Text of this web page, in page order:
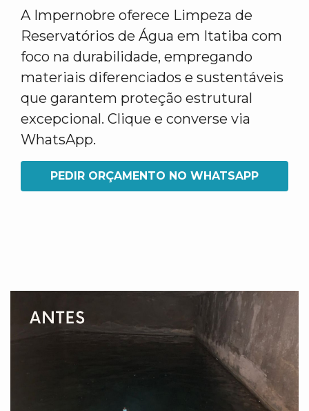
A Impernobre oferece Limpeza de
Reservatórios de Água em Itatiba com
foco na durabilidade, empregando
materiais diferenciados e sustentáveis
que garantem proteção estrutural
excepcional. Clique e converse via
WhatsApp.
PEDIR ORÇAMENTO NO WHATSAPP